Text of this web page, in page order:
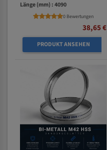
Länge (mm) : 4090
0 Bewertungen
38,65 €
PRODUKT ANSEHEN